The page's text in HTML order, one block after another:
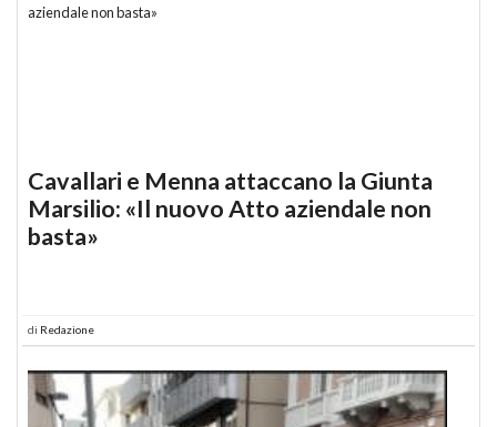
Cavallari e Menna attaccano la Giunta
Marsilio: «Il nuovo Atto aziendale non
basta»
di Redazione